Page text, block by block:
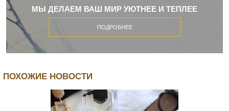
МЫ ДЕЛАЕМ ВАШ МИР УЮТНЕЕ И ТЕПЛЕЕ
ПОДРОБНЕЕ
ПОХОЖИЕ НОВОСТИ